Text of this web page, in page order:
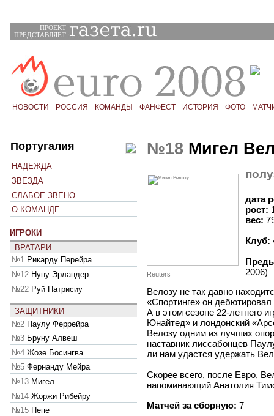
ПРОЕКТ
ПРЕДСТАВЛЯЕТ
НОВОСТИ РОССИЯ КОМАНДЫ ФАНФЕСТ ИСТОРИЯ ФОТО
Португалия
НАДЕЖДА
ЗВЕЗДА
СЛАБОЕ ЗВЕНО
О КОМАНДЕ
ИГРОКИ
ВРАТАРИ
№1 Рикарду Перейра
№12 Нуну Эрландер
№22 Руй Патрисиу
ЗАЩИТНИКИ
№2 Паулу Феррейра
№3 Бруну Алвеш
№4 Жозе Босингва
№5 Фернанду Мейра
№13 Мигел
№14 Жоржи Рибейру
№15 Пепе
№18 Мигел
Reuters
дата
рост:
вес:
Клуб:
2006)
Велозу не так давно
«Спортинге» он дебютировал
А в этом сезоне 22-летнего
Юнайтед» и лондонский
Велозу одним из лучших
наставник лиссабонцев
ли нам удастся удержать
Скорее всего, после Евро,
напоминающий Анатолия
Матчей за сборную: 7